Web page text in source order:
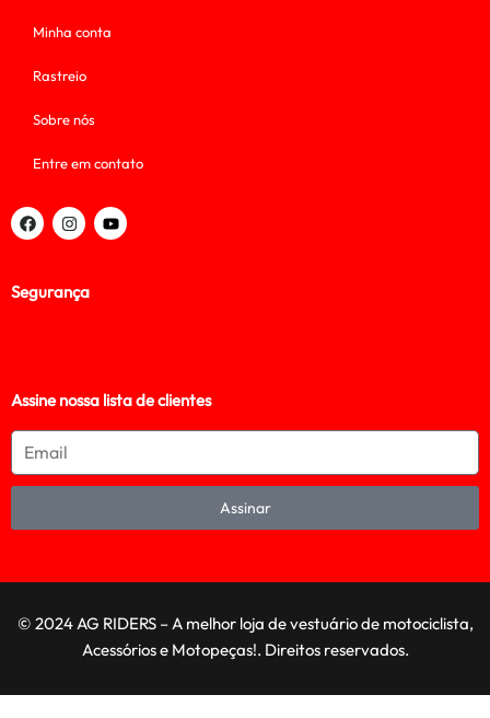
Minha conta
Rastreio
Sobre nós
Entre em contato
Segurança
Assine nossa lista de clientes
Assinar
© 2024 AG RIDERS – A melhor loja de vestuário de motociclista,
Acessórios e Motopeças!. Direitos reservados.